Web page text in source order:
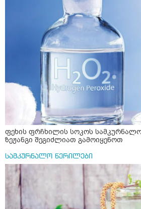
ფეხის ფრჩხილის სოკოს
ზეჟანგი შეგიძლიათ გამოიყენოთ
სამკურნალო წერილები